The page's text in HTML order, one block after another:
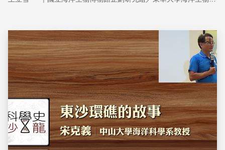
儲存